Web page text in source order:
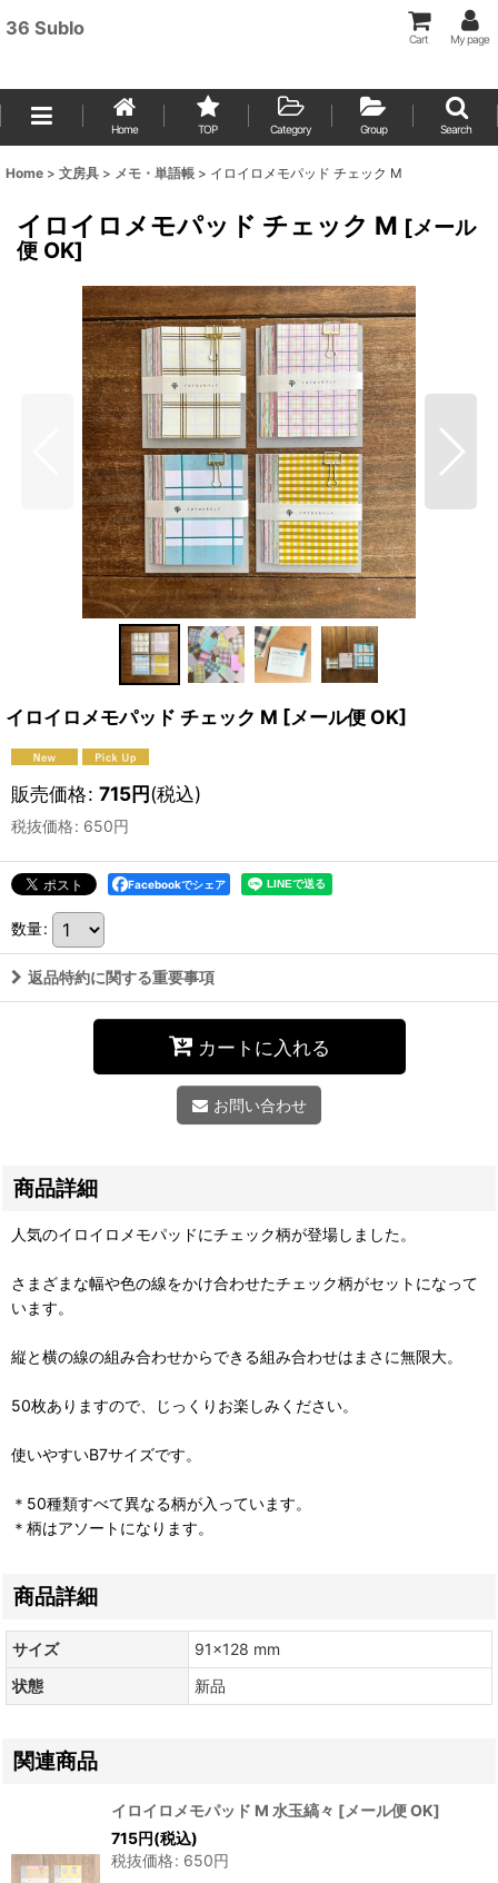
36 Sublo
Cart My page
Home TOP Category Group Search
Home > 文房具 > メモ・単語帳 > イロイロメモパッド チェック M
イロイロメモパッド チェック M [メール
便 OK]
イロイロメモパッド チェック M [メール便 OK]
販売価格: 715円(税込)
税抜価格: 650円
Facebookでシェア
数量:
返品特約に関する重要事項
カートに入れる
お問い合わせ
商品詳細
人気のイロイロメモパッドにチェック柄が登場しました。
さまざまな幅や色の線をかけ合わせたチェック柄がセットになって
います。
縦と横の線の組み合わせからできる組み合わせはまさに無限大。
50枚ありますので、じっくりお楽しみください。
使いやすいB7サイズです。
＊50種類すべて異なる柄が入っています。
＊柄はアソートになります。
商品詳細
サイズ
91×128 mm
状態
新品
関連商品
イロイロメモパッド M 水玉縞々 [メール便 OK]
715円(税込)
税抜価格: 650円